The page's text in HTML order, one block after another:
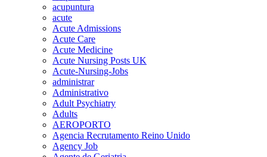
acupuntura
acute
Acute Admissions
Acute Care
Acute Medicine
Acute Nursing Posts UK
Acute-Nursing-Jobs
administrar
Administrativo
Adult Psychiatry
Adults
AEROPORTO
Agencia Recrutamento Reino Unido
Agency Job